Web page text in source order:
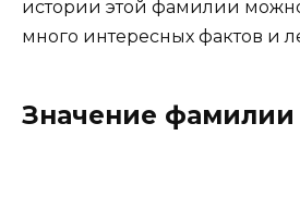
истории этой фамилии
много интересных фактов и
Значение